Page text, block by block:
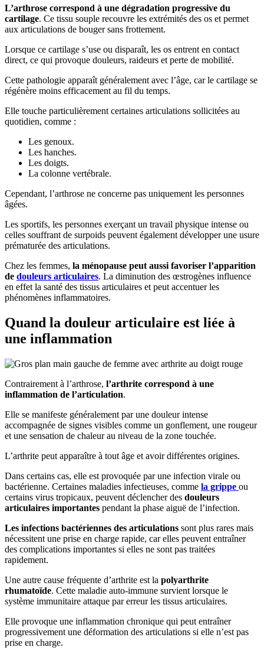
L’arthrose correspond à une dégradation progressive du
cartilage. Ce tissu souple recouvre les extrémités des os et permet
aux articulations de bouger sans frottement.
Lorsque ce cartilage s’use ou disparaît, les os entrent en contact
direct, ce qui provoque douleurs, raideurs et perte de mobilité.
Cette pathologie apparaît généralement avec l’âge, car le cartilage se
régénère moins efficacement au fil du temps.
Elle touche particulièrement certaines articulations sollicitées au
quotidien, comme :
Les genoux.
Les hanches.
Les doigts.
La colonne vertébrale.
Cependant, l’arthrose ne concerne pas uniquement les personnes
âgées.
Les sportifs, les personnes exerçant un travail physique intense ou
celles souffrant de surpoids peuvent également développer une usure
prématurée des articulations.
Chez les femmes, la ménopause peut aussi favoriser l’apparition
de douleurs articulaires. La diminution des œstrogènes influence
en effet la santé des tissus articulaires et peut accentuer les
phénomènes inflammatoires.
Quand la douleur articulaire est liée à
une inflammation
Contrairement à l’arthrose, l’arthrite correspond à une
inflammation de l’articulation.
Elle se manifeste généralement par une douleur intense
accompagnée de signes visibles comme un gonflement, une rougeur
et une sensation de chaleur au niveau de la zone touchée.
L’arthrite peut apparaître à tout âge et avoir différentes origines.
Dans certains cas, elle est provoquée par une infection virale ou
bactérienne. Certaines maladies infectieuses, comme la grippe ou
certains virus tropicaux, peuvent déclencher des douleurs
articulaires importantes pendant la phase aiguë de l’infection.
Les infections bactériennes des articulations sont plus rares mais
nécessitent une prise en charge rapide, car elles peuvent entraîner
des complications importantes si elles ne sont pas traitées
rapidement.
Une autre cause fréquente d’arthrite est la polyarthrite
rhumatoïde. Cette maladie auto-immune survient lorsque le
système immunitaire attaque par erreur les tissus articulaires.
Elle provoque une inflammation chronique qui peut entraîner
progressivement une déformation des articulations si elle n’est pas
prise en charge.